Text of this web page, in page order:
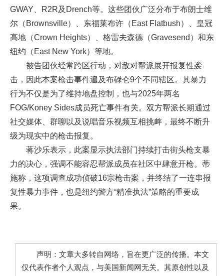
GWAY、R2R及Drench等。这些团伙广泛分布于布朗士维
尔（Brownsville）、东福莱布许（East Flatbush）、皇冠
高地（Crown Heights）、格雷夫森德（Gravesend）和东
纽约（East New York）等地。
被告团伙经常跨区行动，对敌对帮派展开报复性袭
击，因此本案枪击事件遍及布碌仑9个不同辖区。其暴力
行为不仅是为了维持地盘控制，也与2025年两名
FOG/Koney Sides成员死亡事件有关。双方帮派长期通过
社交媒体、群聊以及说唱音乐视频互相挑衅，最终不断升
级为现实中的枪击报复。
蒋沙乐表示，此案显示执法部门持续打击街头枪支暴
力的决心，强调不能容忍帮派成员在社区中肆意开枪。蒂
施称，这项调查成功侦破16宗枪击案，并终结了一连串报
复性暴力事件，也是纽约警方“精准执法”策略的重要成
果。
声明：文章大多转自网络，旨在更广泛的传播。本文
仅代表作者个人观点，与美国新闻网无关。其原创性以及